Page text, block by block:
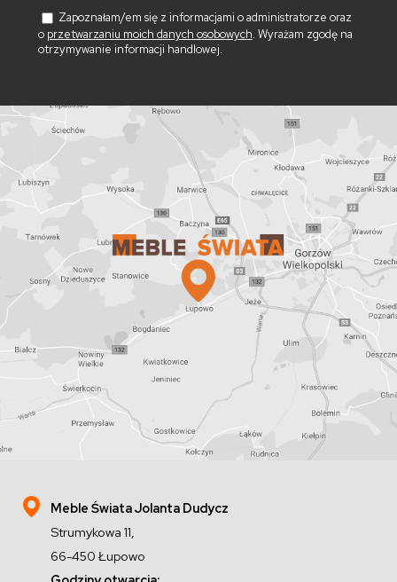
Zapoznałam/em się z informacjami o administratorze oraz
o przetwarzaniu moich danych osobowych. Wyrażam zgodę na
otrzymywanie informacji handlowej.
Meble Świata Jolanta Dudycz
Strumykowa 11,
66-450 Łupowo